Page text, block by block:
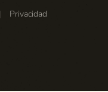
Privacidad